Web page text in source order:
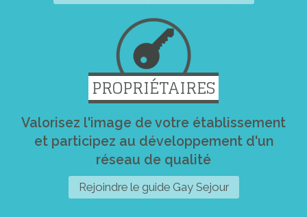
PROPRIÉTAIRES
Valorisez l'image de votre établissement
et participez au développement d'un
réseau de qualité
Rejoindre le guide Gay Sejour